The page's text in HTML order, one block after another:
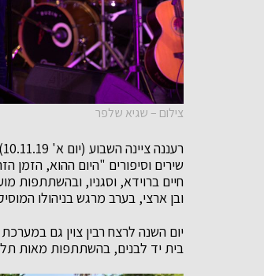
צילום – שגיא שלפר
שירים וסיפורים "היום ההוא,
חיים ברוידא, וסגניו, ובהשתתפות
ובן ארצי, בערב מרגש בניהולו
בית יד לבנים, בהשתתפות מאות